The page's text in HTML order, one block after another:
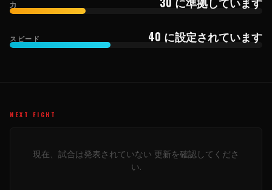
力
スピード 40 に設定されています
NEXT FIGHT
現在、試合は発表されていない 更新を確認してくださ
い.